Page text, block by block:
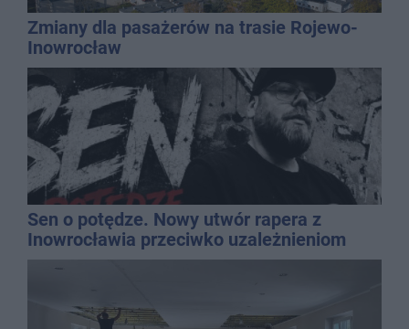
Zmiany dla pasażerów na trasie Rojewo-
Inowrocław
Sen o potędze. Nowy utwór rapera z
Inowrocławia przeciwko uzależnieniom